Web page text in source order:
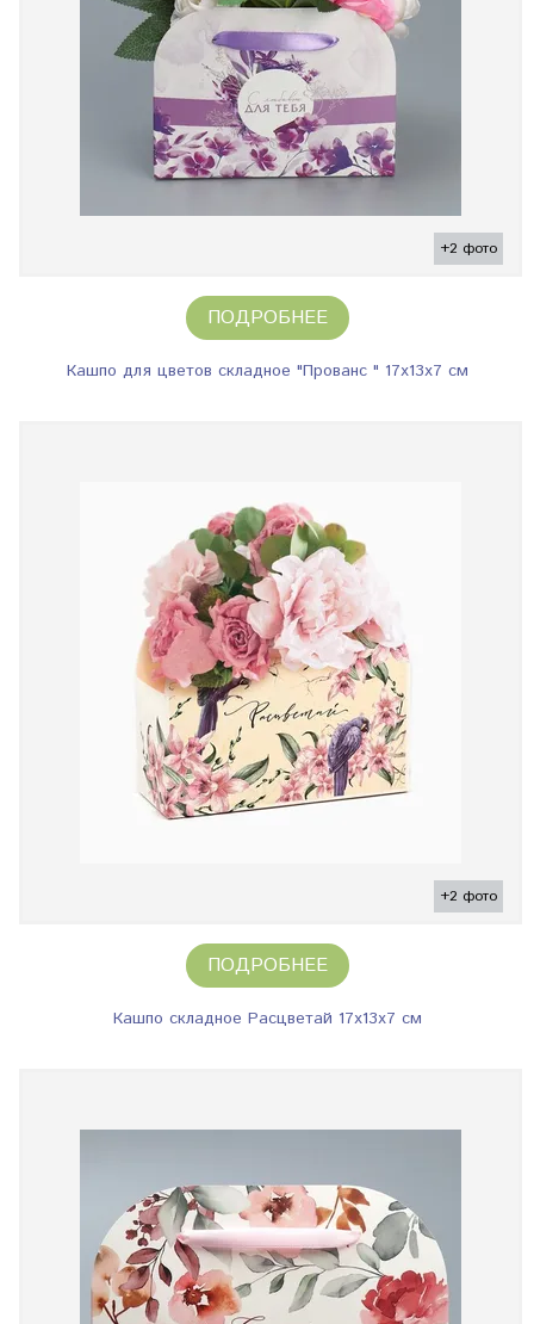
+2 фото
ПОДРОБНЕЕ
Кашпо для цветов складное "Прованс " 17х13х7 см
+2 фото
ПОДРОБНЕЕ
Кашпо складное Расцветай 17х13х7 см